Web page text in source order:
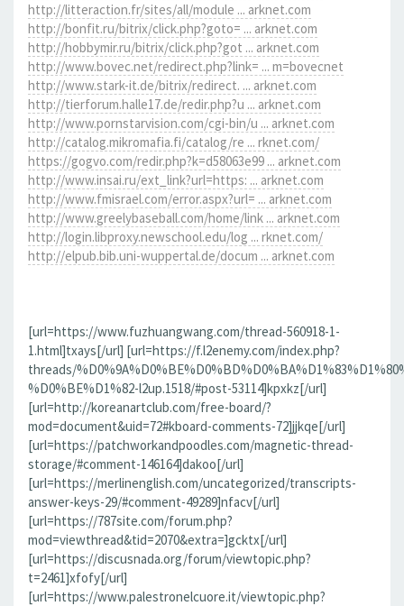
http://litteraction.fr/sites/all/module ... arknet.com
http://bonfit.ru/bitrix/click.php?goto= ... arknet.com
http://hobbymir.ru/bitrix/click.php?got ... arknet.com
http://www.bovec.net/redirect.php?link= ... m=bovecnet
http://www.stark-it.de/bitrix/redirect. ... arknet.com
http://tierforum.halle17.de/redir.php?u ... arknet.com
http://www.pornstarvision.com/cgi-bin/u ... arknet.com
http://catalog.mikromafia.fi/catalog/re ... rknet.com/
https://gogvo.com/redir.php?k=d58063e99 ... arknet.com
http://www.insai.ru/ext_link?url=https: ... arknet.com
http://www.fmisrael.com/error.aspx?url= ... arknet.com
http://www.greelybaseball.com/home/link ... arknet.com
http://login.libproxy.newschool.edu/log ... rknet.com/
http://elpub.bib.uni-wuppertal.de/docum ... arknet.com
[url=https://www.fuzhuangwang.com/thread-560918-1-
1.html]txays[/url] [url=https://f.l2enemy.com/index.php?
threads/
%D0%BE%D1%82-l2up.1518/#post-53114]kpxkz[/url]
[url=http://koreanartclub.com/free-board/?
mod=document&uid=72#kboard-comments-72]jjkqe[/url]
[url=https://patchworkandpoodles.com/magnetic-thread-
storage/#comment-146164]dakoo[/url]
[url=https://merlinenglish.com/uncategorized/transcripts-
answer-keys-29/#comment-49289]nfacv[/url]
[url=https://787site.com/forum.php?
mod=viewthread&tid=2070&extra=]gcktx[/url]
[url=https://discusnada.org/forum/viewtopic.php?
t=2461]xfofy[/url]
[url=https://www.palestronelcuore.it/viewtopic.php?